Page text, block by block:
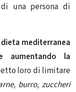
una persona di
dieta mediterranea
aumentando la
loro di limitare
burro, zuccheri